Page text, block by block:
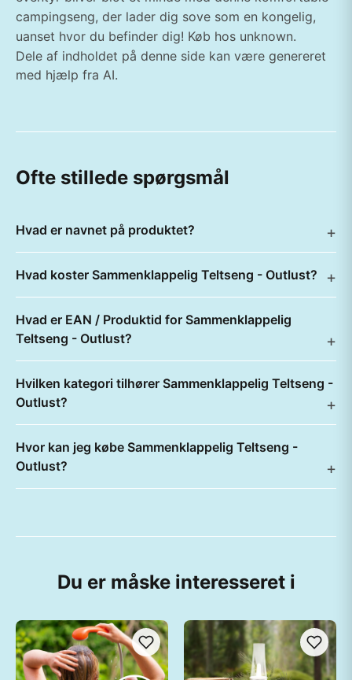
campingseng, der lader dig sove som en kongelig,
uanset hvor du befinder dig! Køb hos unknown.
Dele af indholdet på denne side kan være genereret
med hjælp fra AI.
Ofte stillede spørgsmål
Hvad er navnet på produktet?
Hvad koster Sammenklappelig Teltseng - Outlust?
Hvad er EAN / Produktid for Sammenklappelig
Teltseng - Outlust?
Hvilken kategori tilhører Sammenklappelig Teltseng -
Outlust?
Hvor kan jeg købe Sammenklappelig Teltseng -
Outlust?
Du er måske interesseret i